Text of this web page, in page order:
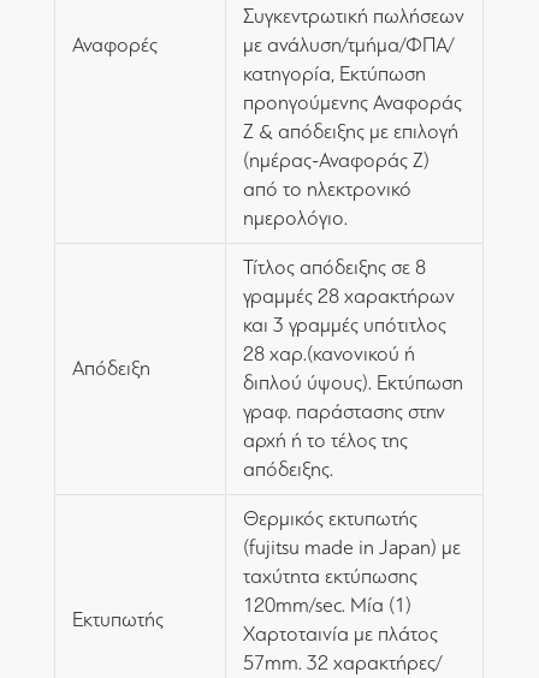
Αναφορές
Συγκεντρωτική πωλήσεων
με ανάλυση/τμήμα/ΦΠΑ/
κατηγορία, Εκτύπωση
προηγούμενης Αναφοράς
Ζ & απόδειξης με επιλογή
(ημέρας-Αναφοράς Ζ)
από το ηλεκτρονικό
ημερολόγιο.
Απόδειξη
Τίτλος απόδειξης σε 8
γραμμές 28 χαρακτήρων
και 3 γραμμές υπότιτλος
28 χαρ.(κανονικού ή
διπλού ύψους). Εκτύπωση
γραφ. παράστασης στην
αρχή ή το τέλος της
απόδειξης.
Εκτυπωτής
Θερμικός εκτυπωτής
(fujitsu made in Japan) με
ταχύτητα εκτύπωσης
120mm/sec. Μία (1)
Χαρτοταινία με πλάτος
57mm. 32 χαρακτήρες/